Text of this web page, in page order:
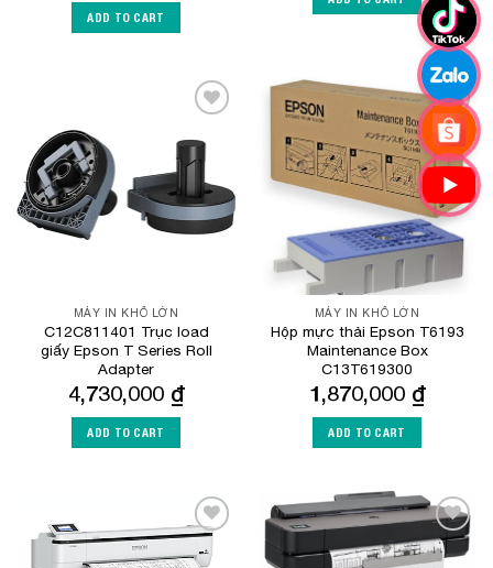
ADD TO CART
Wishlist
MÁY IN KHỔ LỚN
C12C811401 Trục load
giấy Epson T Series Roll
Adapter
4,730,000 ₫
ADD TO CART
Add to
Wishlist
MÁY IN KHỔ LỚN
Hộp mực thải Epson T6193
Maintenance Box
C13T619300
1,870,000 ₫
ADD TO CART
Wishlist
Add to
Wishlist